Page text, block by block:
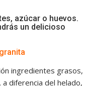
azúcar o huevos.
un delicioso
ingredientes grasos,
diferencia del helado,